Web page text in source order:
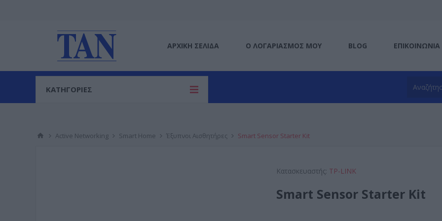
ΑΡΧΙΚΉ ΣΕΛΊΔΑ Ο ΛΟΓΑΡΙΑΣΜΌΣ ΜΟΥ BLOG ΕΠΙΚΟΙΝΩΝΊΑ
ΚΑΤΗΓΟΡΙΕΣ
Active Networking Smart Home Έξυπνοι Αισθητήρες Smart Sensor Starter Kit
Κατασκευαστής: TP-LINK
Smart Sensor Starter Kit